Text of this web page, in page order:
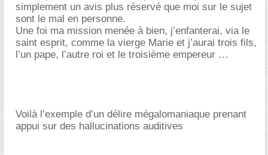
simplement un avis plus réservé que moi sur le sujet
sont le mal en personne.
Une foi ma mission menée à bien, j’enfanterai, via le
saint esprit, comme la vierge Marie et j’aurai trois fils,
l’un pape, l’autre roi et le troisième empereur
Voilà l’exemple d’un délire mégalomaniaque prenant
appui sur des hallucinations auditives